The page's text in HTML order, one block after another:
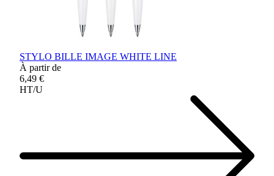
STYLO BILLE IMAGE WHITE LINE
À partir de
6,49 €
HT/U